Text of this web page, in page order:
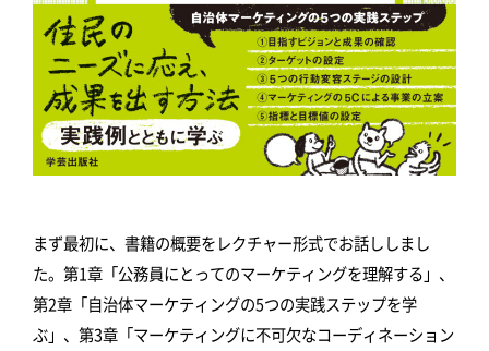
まず最初に、書籍の概要をレクチャー形式でお話ししまし
た。第1章「公務員にとってのマーケティングを理解する」、
第2章「自治体マーケティングの5つの実践ステップを学
ぶ」、第3章「マーケティングに不可欠なコーディネーション